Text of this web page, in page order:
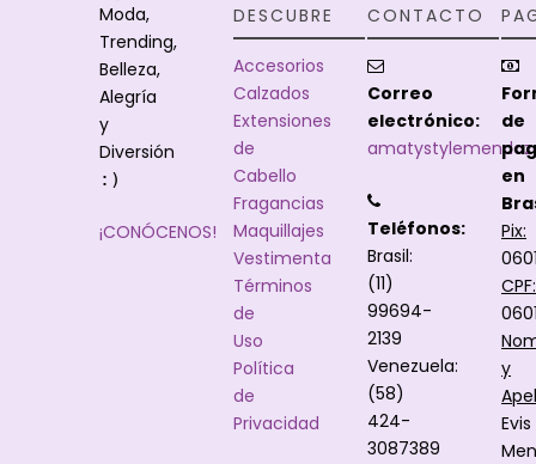
Moda,
Trending,
Belleza,
Alegría
y
Diversión
:)
¡CONÓCENOS!
DESCUBRE
Accesorios
Calzados
Extensiones
de
Cabello
Fragancias
Maquillajes
Vestimenta
Términos
de
Uso
Política
de
Privacidad
CONTACTO
Correo
electrónico:
Teléfonos:
Brasil:
(11)
99694-
2139
Venezuela:
(58)
424-
3087389
de
en
Pix:
CPF:
y
Evis